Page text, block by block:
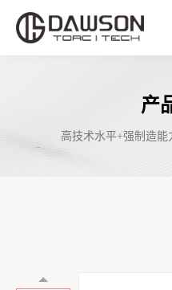
产
高技术水平+强制造